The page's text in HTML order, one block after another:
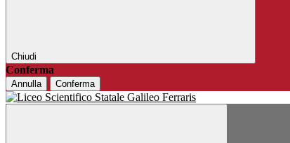
Chiudi
Conferma
Annulla Conferma